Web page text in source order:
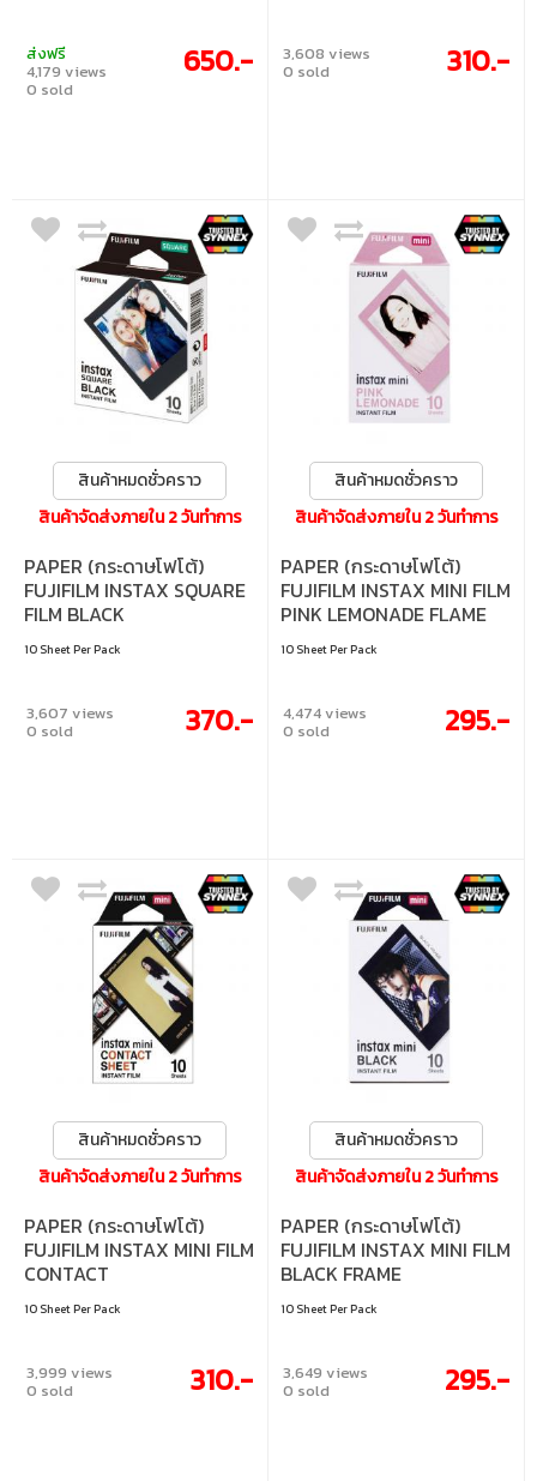
ส่งฟรี
4,179 views
0 sold
650.- 3,608 views
0 sold 310.-
สินค้าหมดชั่วคราว
สินค้าจัดส่งภายใน 2 วันทำการ
PAPER (กระดาษโฟโต้)
FUJIFILM INSTAX SQUARE
FILM BLACK
(4547410370010)
10 Sheet Per Pack
3,607 views
0 sold 370.-
สินค้าหมดชั่วคราว
สินค้าจัดส่งภายใน 2 วันทำการ
PAPER (กระดาษโฟโต้)
FUJIFILM INSTAX MINI FILM
PINK LEMONADE FLAME
(4547410374094)
10 Sheet Per Pack
4,474 views
0 sold 295.-
สินค้าหมดชั่วคราว
สินค้าจัดส่งภายใน 2 วันทำการ
PAPER (กระดาษโฟโต้)
FUJIFILM INSTAX MINI FILM
CONTACT
(4547410464320)
10 Sheet Per Pack
3,999 views
0 sold 310.-
สินค้าหมดชั่วคราว
สินค้าจัดส่งภายใน 2 วันทำการ
PAPER (กระดาษโฟโต้)
FUJIFILM INSTAX MINI FILM
BLACK FRAME
(4547410341300)
10 Sheet Per Pack
3,649 views
0 sold 295.-